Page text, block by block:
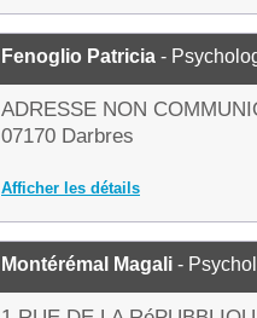
Fenoglio Patricia -
ADRESSE NON
07170 Darbres
Afficher les détails
Montérémal Magali -